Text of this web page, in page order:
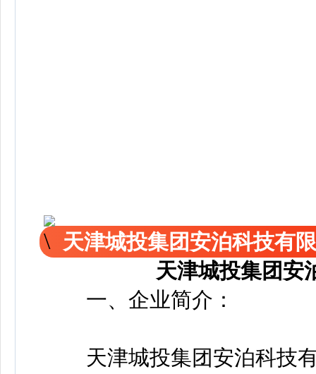
天津城投集团安泊科技有
天津城投集团安
一、企业简介：
天津城投集团安泊科技有